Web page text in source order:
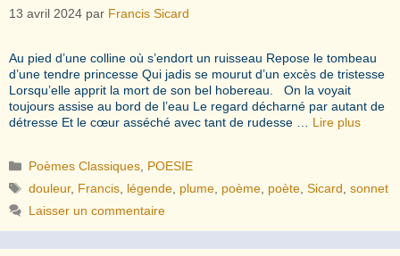
13 avril 2024 par Francis Sicard
Au pied d’une colline où s’endort un ruisseau Repose le tombeau
d’une tendre princesse Qui jadis se mourut d’un excès de tristesse
Lorsqu’elle apprit la mort de son bel hobereau. On la voyait
toujours assise au bord de l’eau Le regard décharné par autant de
détresse Et le cœur asséché avec tant de rudesse … Lire plus
Catégories
Poèmes Classiques POESIE
Étiquettes
douleur, Francis légende plume poème poète ,Sicard ,sonnet
Laisser un commentaire